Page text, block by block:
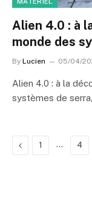
Alien 4.0 : à
monde des
By Lucien 05/04/
Alien 4.0 : à la
systèmes de
Previous
1 … 4